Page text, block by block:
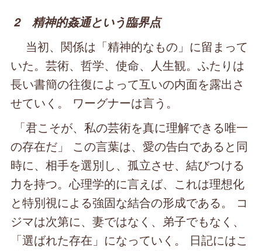
2 精神的姦通という臨界点
当初、関係は「精神的なもの」に留まって
いた。芸術、哲学、使命、人生観。ふたりは
長い書簡の往復によって互いの内面を露出さ
せていく。 ワーグナーは言う。
「君こそが、私の芸術を真に理解できる唯一
の存在だ」 この言葉は、愛の告白であると同
時に、相手を選別し、孤立させ、結びつける
力を持つ。心理学的に言えば、これは理想化
と特別視による強固な結合の形成である。 コ
ジマは次第に、妻ではなく、弟子でもなく、
「選ばれた存在」になっていく。 日記にはこ